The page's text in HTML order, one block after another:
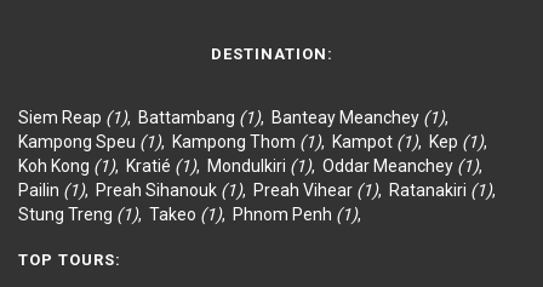
DESTINATION:
Siem Reap (1), Battambang (1), Banteay Meanchey (1),
Kampong Speu (1), Kampong Thom (1), Kampot (1), Kep (1),
Koh Kong (1), Kratié (1), Mondulkiri (1), Oddar Meanchey (1),
Pailin (1), Preah Sihanouk (1), Preah Vihear (1), Ratanakiri (1),
Stung Treng (1), Takeo (1), Phnom Penh (1),
TOP TOURS: